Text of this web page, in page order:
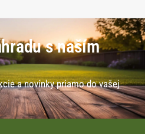
s naším
a novinky priamo do vašej